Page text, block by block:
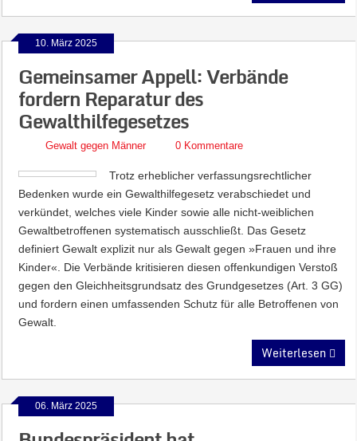
10. März 2025
Gemeinsamer Appell: Verbände
fordern Reparatur des
Gewalthilfegesetzes
Gewalt gegen Männer 0 Kommentare
Trotz erheblicher verfassungsrechtlicher
Bedenken wurde ein Gewalthilfegesetz verabschiedet und
verkündet, welches viele Kinder sowie alle nicht-weiblichen
Gewaltbetroffenen systematisch ausschließt. Das Gesetz
definiert Gewalt explizit nur als Gewalt gegen »Frauen und ihre
Kinder«. Die Verbände kritisieren diesen offenkundigen Verstoß
gegen den Gleichheitsgrundsatz des Grundgesetzes (Art. 3 GG)
und fordern einen umfassenden Schutz für alle Betroffenen von
Gewalt.
Weiterlesen
06. März 2025